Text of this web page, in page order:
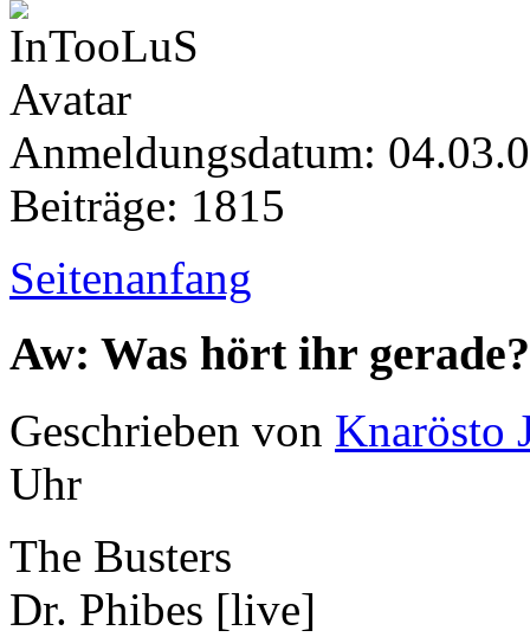
Anmeldungsdatum:
Beiträge: 1815
Seitenanfang
Aw: Was hört ihr gerade?
Geschrieben von Knarösto
Uhr
The Busters
Dr. Phibes [live]